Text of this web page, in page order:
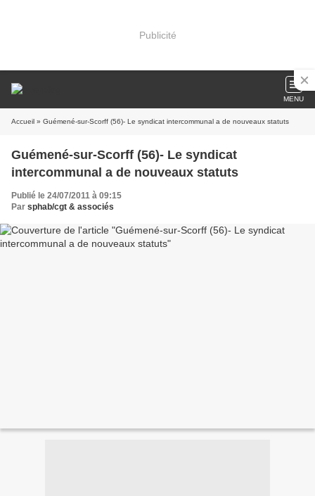
Publicité
MENU
Accueil » Guémené-sur-Scorff (56)- Le syndicat intercommunal a de nouveaux statuts
Guémené-sur-Scorff (56)- Le syndicat
intercommunal a de nouveaux statuts
Publié le 24/07/2011 à 09:15
Par sphab/cgt & associés